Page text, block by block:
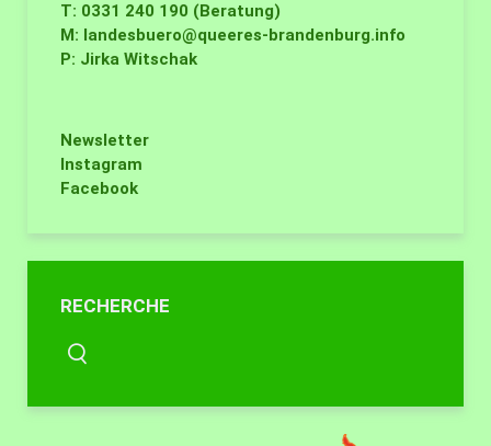
T: 0331 240 190 (Beratung)
M: landesbuero@queeres-brandenburg.info
P: Jirka Witschak
Newsletter
Instagram
Facebook
RECHERCHE